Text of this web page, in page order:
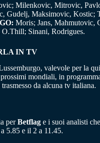
Milenkovic, Mitrovic,
Gudelj, Maksimovic, Kostic;
Moris; Jans, Mahmutovic,
Sinani, Rodrigues.
IN TV
valevole per la
mondiali, in
da alcuna tv italiana.
perBetflag e i suoi analisti
5.85 e il 2 a 11.45.